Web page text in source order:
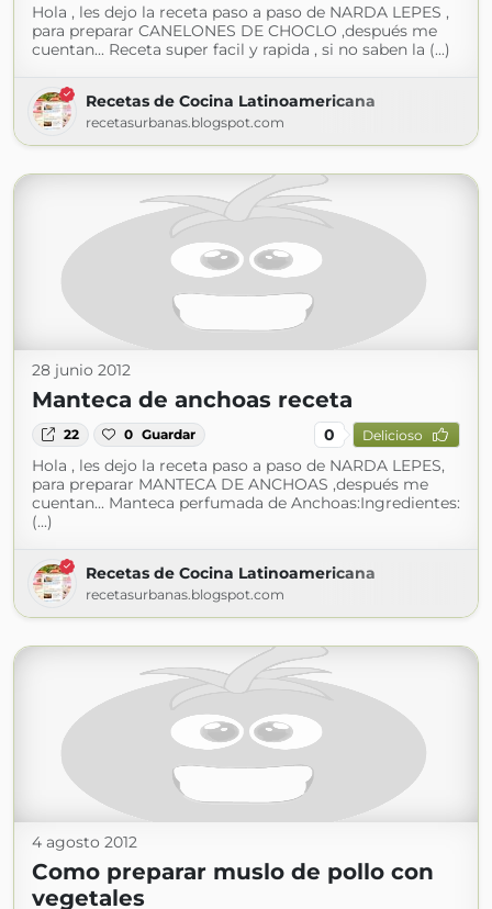
Hola , les dejo la receta paso a paso de NARDA LEPES ,
para preparar CANELONES DE CHOCLO ,después me
cuentan... Receta super facil y rapida , si no saben la (...)
Recetas de Cocina Latinoamericana
recetasurbanas.blogspot.com
28 junio 2012
Manteca de anchoas receta
22 0 Guardar 0 Delicioso
Hola , les dejo la receta paso a paso de NARDA LEPES,
para preparar MANTECA DE ANCHOAS ,después me
cuentan... Manteca perfumada de Anchoas:Ingredientes:
(...)
Recetas de Cocina Latinoamericana
recetasurbanas.blogspot.com
4 agosto 2012
Como preparar muslo de pollo con
vegetales